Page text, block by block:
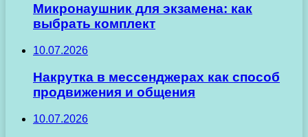
Микронаушник для экзамена: как
выбрать комплект
10.07.2026
Накрутка в мессенджерах как способ
продвижения и общения
10.07.2026